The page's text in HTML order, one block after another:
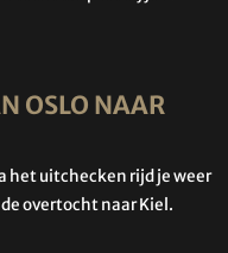
OSLO NAAR
het uitchecken rijd je weer
overtocht naar Kiel.